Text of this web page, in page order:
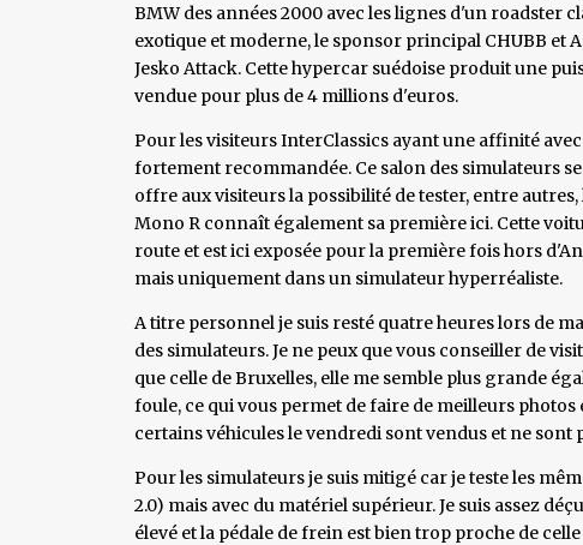
BMW des années 2000 avec les lignes d'un roadster
exotique et moderne, le sponsor principal CHUBB et
Jesko Attack. Cette hypercar suédoise produit une
vendue pour plus de 4 millions d'euros.
Pour les visiteurs InterClassics ayant une affinité
fortement recommandée. Ce salon des simulateurs
offre aux visiteurs la possibilité de tester, entre
Mono R connaît également sa première ici. Cette
route et est ici exposée pour la première fois hors
mais uniquement dans un simulateur hyperréaliste.
A titre personnel je suis resté quatre heures lors de
des simulateurs. Je ne peux que vous conseiller de
que celle de Bruxelles, elle me semble plus grande
foule, ce qui vous permet de faire de meilleurs
certains véhicules le vendredi sont vendus et ne sont
Pour les simulateurs je suis mitigé car je teste les
2.0) mais avec du matériel supérieur. Je suis assez
élevé et la pédale de frein est bien trop proche de